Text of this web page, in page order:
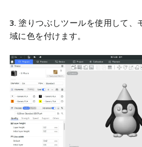
3. 塗りつぶしツールを使用して、
域に色を付けます。